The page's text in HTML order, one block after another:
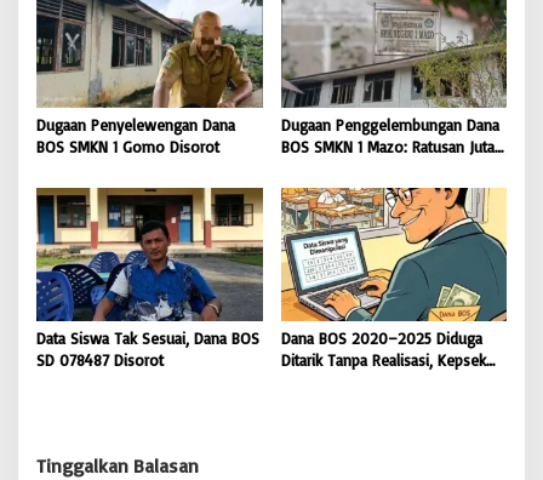
Dugaan Penyelewengan Dana
BOS SMKN 1 Gomo Disorot
Dugaan Penggelembungan Dana
BOS SMKN 1 Mazo: Ratusan Juta
Data Siswa Tak Sesuai, Dana BOS
SD 078487 Disorot
Dana BOS 2020–2025 Diduga
Ditarik Tanpa Realisasi, Kepsek
Tinggalkan Balasan